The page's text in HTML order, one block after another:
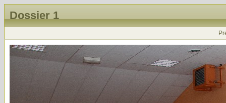
Dossier 1